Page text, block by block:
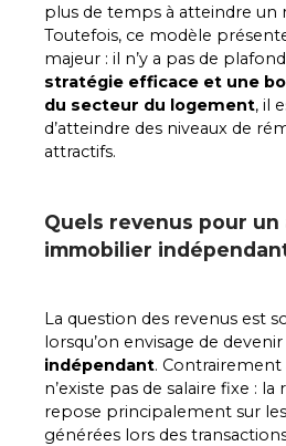
plus de temps à atteindre un
Toutefois, ce modèle
majeur : il n’y a pas de
stratégie efficace et une
du secteur du logement, il
d’atteindre des niveaux de
attractifs.
Quels revenus pour
immobilier
La question des revenus est
lorsqu’on envisage de devenir
indépendant. Contrairement
n’existe pas de salaire fixe :
repose principalement sur
générées lors des